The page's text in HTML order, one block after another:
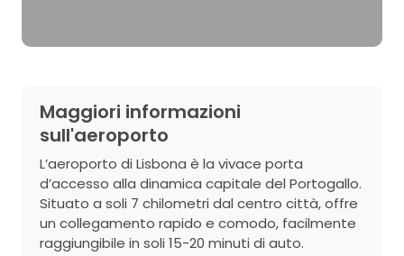
Maggiori informazioni
sull'aeroporto
L’aeroporto di Lisbona è la vivace porta
d’accesso alla dinamica capitale del Portogallo.
Situato a soli 7 chilometri dal centro città, offre
un collegamento rapido e comodo, facilmente
raggiungibile in soli 15-20 minuti di auto.